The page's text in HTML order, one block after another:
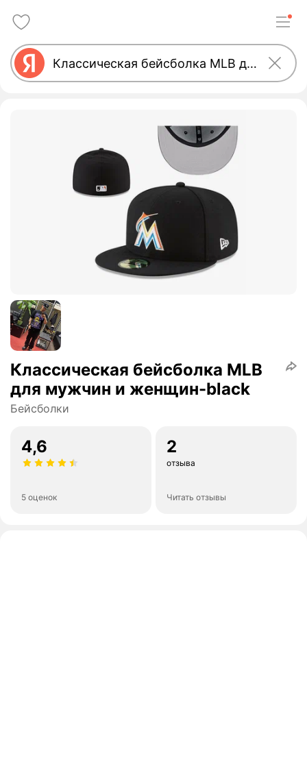
Классическая бейсболка MLB
для мужчин и женщин-black
Бейсболки
4,6
5 оценок
2
отзыва
Читать отзывы